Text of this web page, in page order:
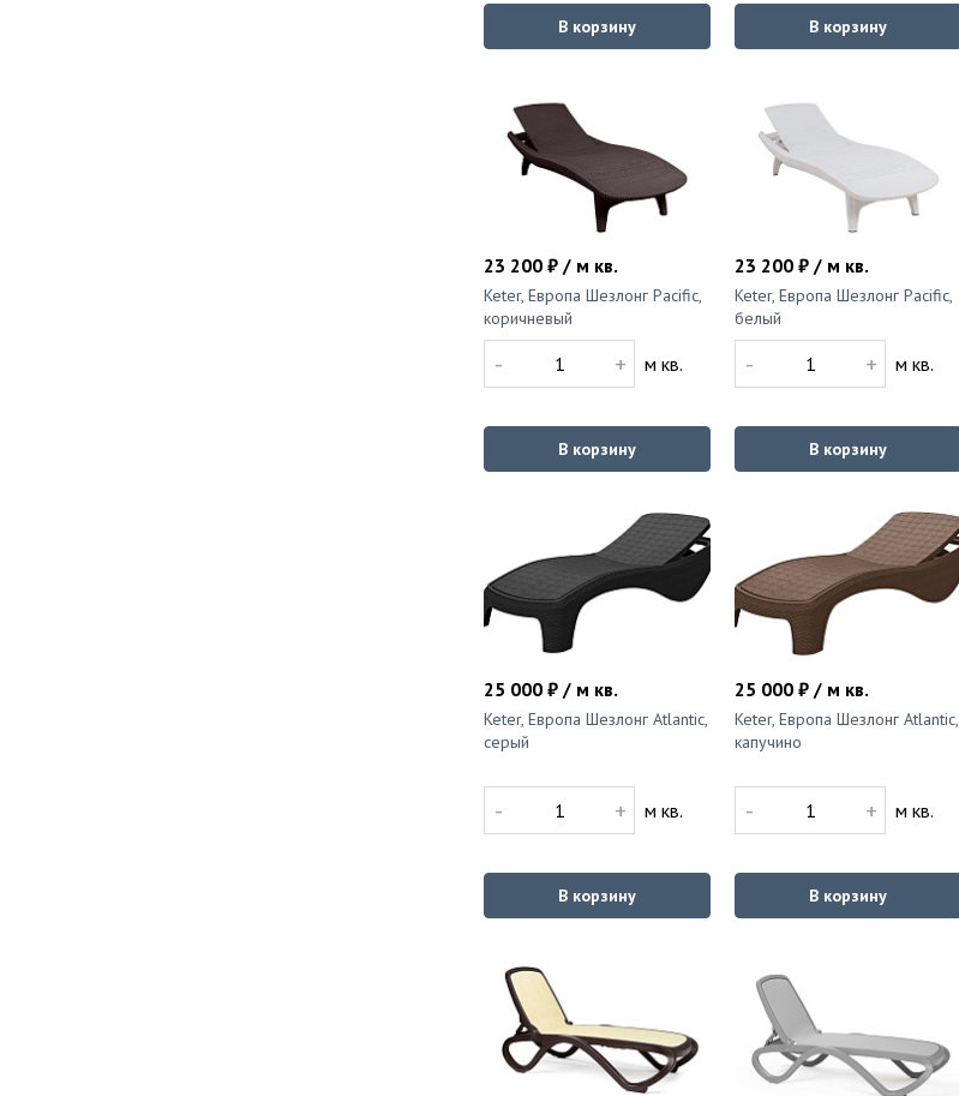
В корзину В корзину
23 200 ₽ / м кв.
Keter, Европа Шезлонг Pacific,
коричневый
- + м кв.
В корзину
23 200 ₽ / м кв.
Keter, Европа Шезлонг Pacific,
белый
- + м кв.
В корзину
25 000 ₽ / м кв.
Keter, Европа Шезлонг Atlantic,
серый
- + м кв.
В корзину
25 000 ₽ / м кв.
Keter, Европа Шезлонг Atlantic,
капучино
- + м кв.
В корзину